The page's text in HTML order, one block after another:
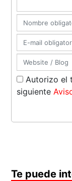
Autorizo el
siguiente
Te puede